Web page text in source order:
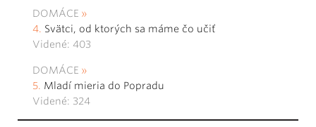
DOMÁCE
Svätci, od ktorých sa máme čo učiť
Videné: 403
DOMÁCE
Mladí mieria do Popradu
Videné: 324